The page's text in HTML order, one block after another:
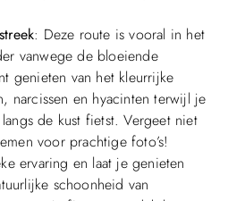
: Deze route is vooral in het
vanwege de bloeiende
genieten van het kleurrijke
narcissen en hyacinten terwijl je
de kust fietst. Vergeet niet
voor prachtige foto’s!
ervaring en laat je genieten
schoonheid van